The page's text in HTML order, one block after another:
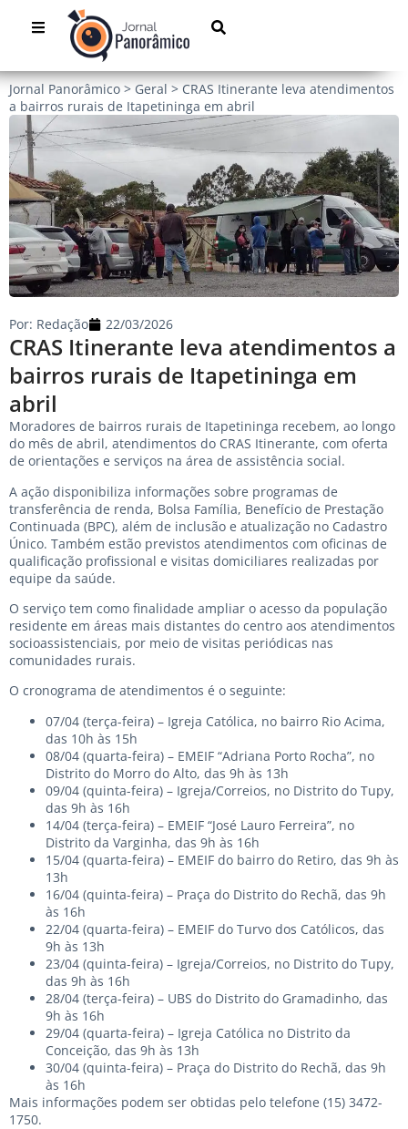
Jornal Panorâmico > Geral > CRAS Itinerante leva atendimentos
a bairros rurais de Itapetininga em abril
CRAS Itinerante leva atendimentos a
bairros rurais de Itapetininga em
abril
Por: Redação 22/03/2026
Moradores de bairros rurais de Itapetininga recebem, ao longo
do mês de abril, atendimentos do CRAS Itinerante, com oferta
de orientações e serviços na área de assistência social.
A ação disponibiliza informações sobre programas de
transferência de renda, Bolsa Família, Benefício de Prestação
Continuada (BPC), além de inclusão e atualização no Cadastro
Único. Também estão previstos atendimentos com oficinas de
qualificação profissional e visitas domiciliares realizadas por
equipe da saúde.
O serviço tem como finalidade ampliar o acesso da população
residente em áreas mais distantes do centro aos atendimentos
socioassistenciais, por meio de visitas periódicas nas
comunidades rurais.
O cronograma de atendimentos é o seguinte:
07/04 (terça-feira) – Igreja Católica, no bairro Rio Acima,
das 10h às 15h
08/04 (quarta-feira) – EMEIF “Adriana Porto Rocha”, no
Distrito do Morro do Alto, das 9h às 13h
09/04 (quinta-feira) – Igreja/Correios, no Distrito do Tupy,
das 9h às 16h
14/04 (terça-feira) – EMEIF “José Lauro Ferreira”, no
Distrito da Varginha, das 9h às 16h
15/04 (quarta-feira) – EMEIF do bairro do Retiro, das 9h às
13h
16/04 (quinta-feira) – Praça do Distrito do Rechã, das 9h
às 16h
22/04 (quarta-feira) – EMEIF do Turvo dos Católicos, das
9h às 13h
23/04 (quinta-feira) – Igreja/Correios, no Distrito do Tupy,
das 9h às 16h
28/04 (terça-feira) – UBS do Distrito do Gramadinho, das
9h às 16h
29/04 (quarta-feira) – Igreja Católica no Distrito da
Conceição, das 9h às 13h
30/04 (quinta-feira) – Praça do Distrito do Rechã, das 9h
às 16h
Mais informações podem ser obtidas pelo telefone (15) 3472-
1750.